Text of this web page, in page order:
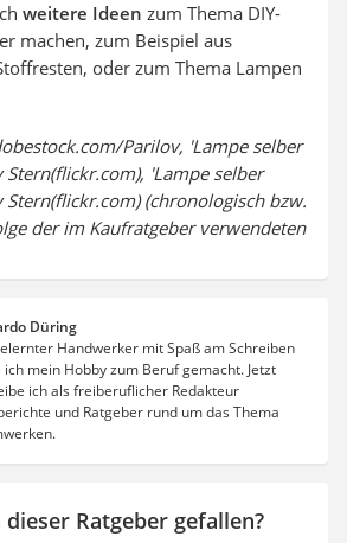
weitere Ideen zum Thema DIY-
machen, zum Beispiel aus
oder zum Thema Lampen
Parilov, 'Lampe selber
Stern(flickr.com), 'Lampe selber
Stern(flickr.com) (chronologisch bzw.
der im Kaufratgeber verwendeten
Düring
Handwerker mit Spaß am Schreiben
ich mein Hobby zum Beruf gemacht. Jetzt
ich als freiberuflicher Redakteur
und Ratgeber rund um das Thema
Ratgeber gefallen?